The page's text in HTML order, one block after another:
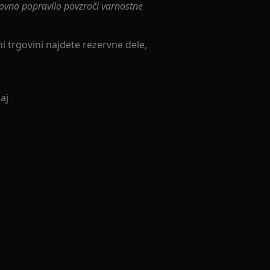
popravilo povzroči varnostne
trgovini najdete rezervne dele,